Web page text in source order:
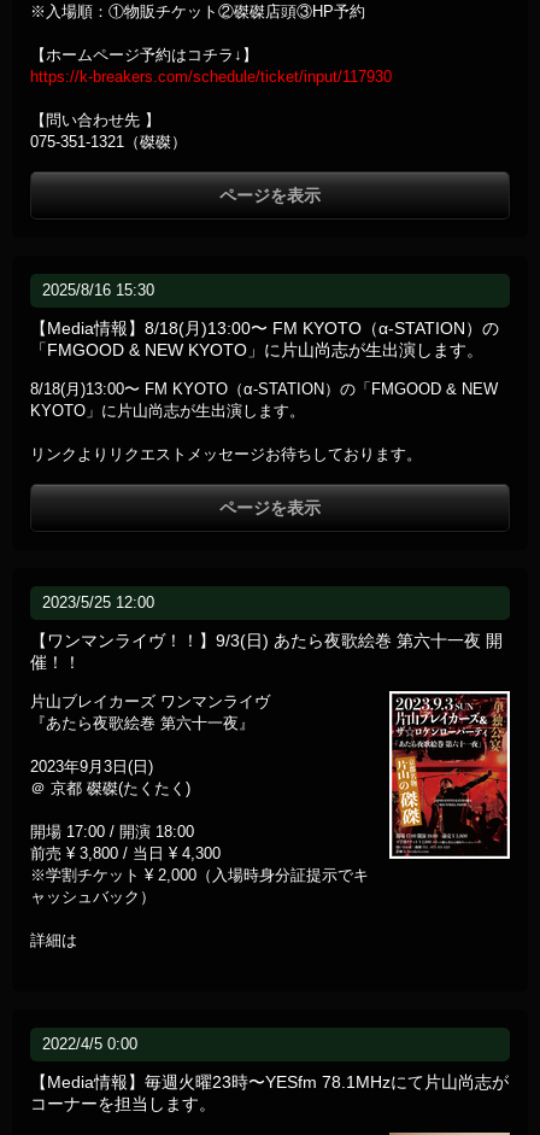
※入場順：①物販チケット②磔磔店頭③HP予約
【ホームページ予約はコチラ↓】
https://k-breakers.com/schedule/ticket/input/117930
【問い合わせ先 】
075-351-1321（磔磔）
ページを表示
2025/8/16 15:30
【Media情報】8/18(月)13:00〜 FM KYOTO（α-STATION）の
「FMGOOD & NEW KYOTO」に片山尚志が生出演します。
8/18(月)13:00〜 FM KYOTO（α-STATION）の「FMGOOD & NEW
KYOTO」に片山尚志が生出演します。
リンクよりリクエストメッセージお待ちしております。
ページを表示
2023/5/25 12:00
【ワンマンライヴ！！】9/3(日) あたら夜歌絵巻 第六十一夜 開
催！！
片山ブレイカーズ ワンマンライヴ
『あたら夜歌絵巻 第六十一夜』
2023年9月3日(日)
＠ 京都 磔磔(たくたく)
開場 17:00 / 開演 18:00
前売 ¥ 3,800 / 当日 ¥ 4,300
※学割チケット ¥ 2,000（入場時身分証提示でキ
ャッシュバック）
詳細は
2022/4/5 0:00
【Media情報】毎週火曜23時〜YESfm 78.1MHzにて片山尚志が
コーナーを担当します。